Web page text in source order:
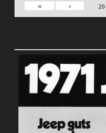
20
›
»